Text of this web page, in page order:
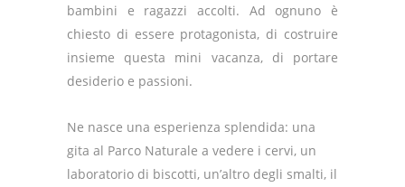
bambini e ragazzi accolti. Ad ognuno è
chiesto di essere protagonista, di costruire
insieme questa mini vacanza, di portare
desiderio e passioni.
Ne nasce una esperienza splendida: una
gita al Parco Naturale a vedere i cervi, un
laboratorio di biscotti, un’altro degli smalti, il